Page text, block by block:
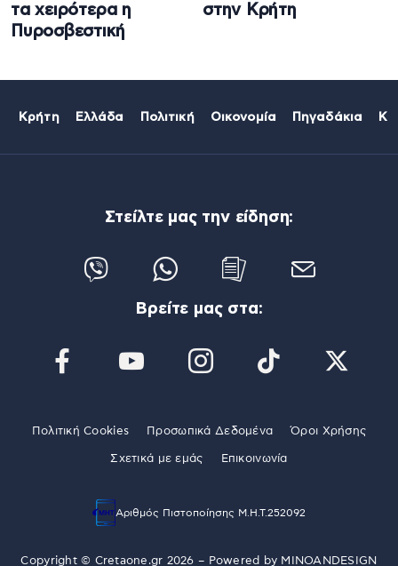
τα χειρότερα η
Πυροσβεστική
στην Κρήτη
Κρήτη Ελλάδα Πολιτική Οικονομία Πηγαδάκια
Στείλτε μας την είδηση:
Βρείτε μας στα:
Πολιτική Cookies Προσωπικά Δεδομένα Όροι Χρήσης
Σχετικά με εμάς Επικοινωνία
Αριθμός Πιστοποίησης Μ.Η.Τ.252092
Copyright © Cretaone.gr 2026 – Powered by MINOANDESIGN